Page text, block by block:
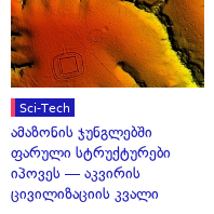
Sci-Tech
ამაზონის ჯუნგლებში
ფარული სტრუქტურები
იპოვეს — აკვირის
ცივილიზაციის კვალი